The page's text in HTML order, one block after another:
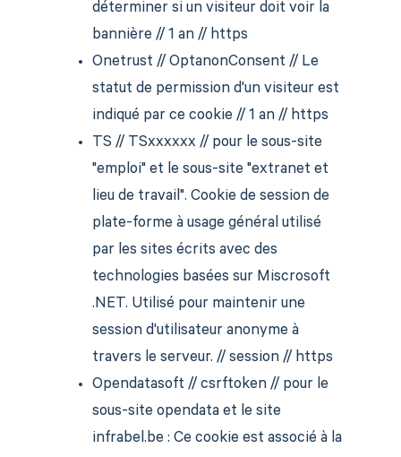
déterminer si un visiteur doit voir la
bannière // 1 an // https
Onetrust // OptanonConsent // Le
statut de permission d'un visiteur est
indiqué par ce cookie // 1 an // https
TS // TSxxxxxx // pour le sous-site
"emploi" et le sous-site "extranet et
lieu de travail". Cookie de session de
plate-forme à usage général utilisé
par les sites écrits avec des
technologies basées sur Miscrosoft
.NET. Utilisé pour maintenir une
session d'utilisateur anonyme à
travers le serveur. // session // https
Opendatasoft // csrftoken // pour le
sous-site opendata et le site
infrabel.be : Ce cookie est associé à la